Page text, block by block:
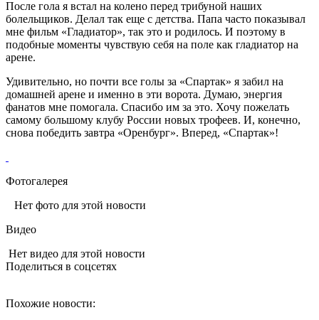
После гола я встал на колено перед трибуной наших
болельщиков. Делал так еще с детства. Папа часто показывал
мне фильм «Гладиатор», так это и родилось. И поэтому в
подобные моменты чувствую себя на поле как гладиатор на
арене.
Удивительно, но почти все голы за «Спартак» я забил на
домашней арене и именно в эти ворота. Думаю, энергия
фанатов мне помогала. Спасибо им за это. Хочу пожелать
самому большому клубу России новых трофеев. И, конечно,
снова победить завтра «Оренбург». Вперед, «Спартак»!
Фотогалерея
Нет фото для этой новости
Видео
Нет видео для этой новости
Поделиться в соцсетях
Похожие новости: